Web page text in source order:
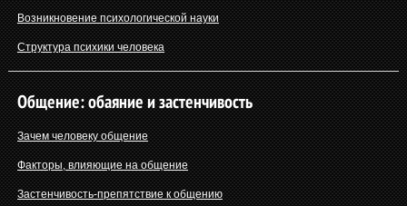
Возникновение психологической науки
Структура психики человека
Общение: обаяние и застенчивость
Зачем человеку общение
Факторы, влияющие на общение
Застенчивость-препятствие к общению